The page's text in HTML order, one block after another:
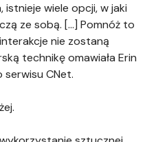
wiele opcji, w jaki
ze sobą. [...] Pomnóż to
nie zostaną
technikę omawiała Erin
CNet.